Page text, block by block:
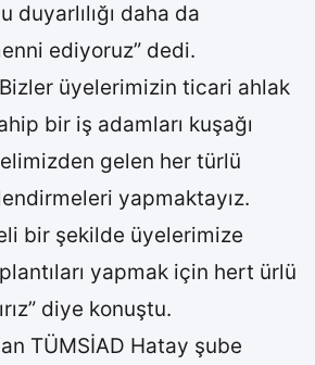
duyarlılığı daha da
ediyoruz” dedi.
üyelerimizin ticari ahlak
bir iş adamları kuşağı
gelen her türlü
yapmaktayız.
bir şekilde üyelerimize
yapmak için hert ürlü
diye konuştu.
TÜMSİAD Hatay şube